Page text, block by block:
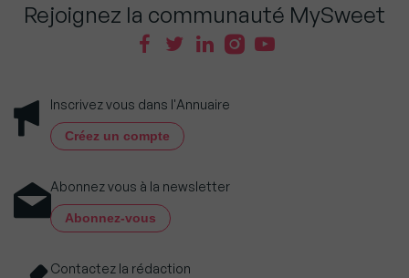
Rejoignez la communauté MySweet
Inscrivez vous dans l'Annuaire
Créez un compte
Abonnez vous à la newsletter
Abonnez-vous
Contactez la rédaction